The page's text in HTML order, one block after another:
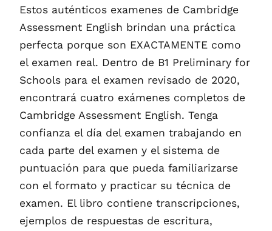
Estos auténticos examenes de Cambridge
Assessment English brindan una práctica
perfecta porque son EXACTAMENTE como
el examen real. Dentro de B1 Preliminary for
Schools para el examen revisado de 2020,
encontrará cuatro exámenes completos de
Cambridge Assessment English. Tenga
confianza el día del examen trabajando en
cada parte del examen y el sistema de
puntuación para que pueda familiarizarse
con el formato y practicar su técnica de
examen. El libro contiene transcripciones,
ejemplos de respuestas de escritura,